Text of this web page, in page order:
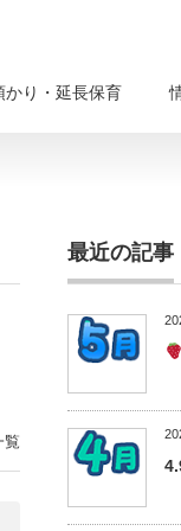
かり・延長保育
覧
最近の記事